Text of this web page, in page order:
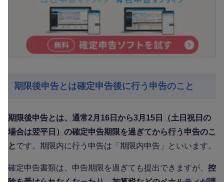
期限後申告とは確定申告後に行う申告のこと
期限後申告とは、通常2月16日から3月15日（土日祝日の
場合は翌平日）の確定申告期限を過ぎてから行う申告のこ
と です。期限内に行う申告は「期限内申告」といいます。
確定申告書類は、申告期限を過ぎても提出できますが、 控